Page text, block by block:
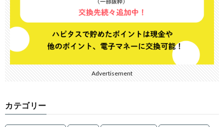
Advertisement
カテゴリー